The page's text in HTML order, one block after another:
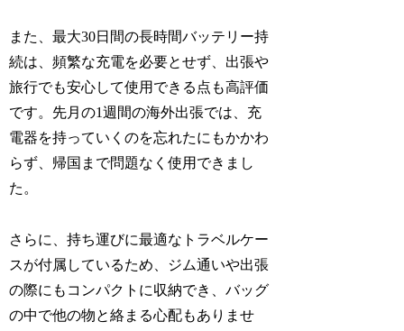
また、最大30日間の長時間バッテリー持
続は、頻繁な充電を必要とせず、出張や
旅行でも安心して使用できる点も高評価
です。先月の1週間の海外出張では、充
電器を持っていくのを忘れたにもかかわ
らず、帰国まで問題なく使用できまし
た。
さらに、持ち運びに最適なトラベルケー
スが付属しているため、ジム通いや出張
の際にもコンパクトに収納でき、バッグ
の中で他の物と絡まる心配もありませ